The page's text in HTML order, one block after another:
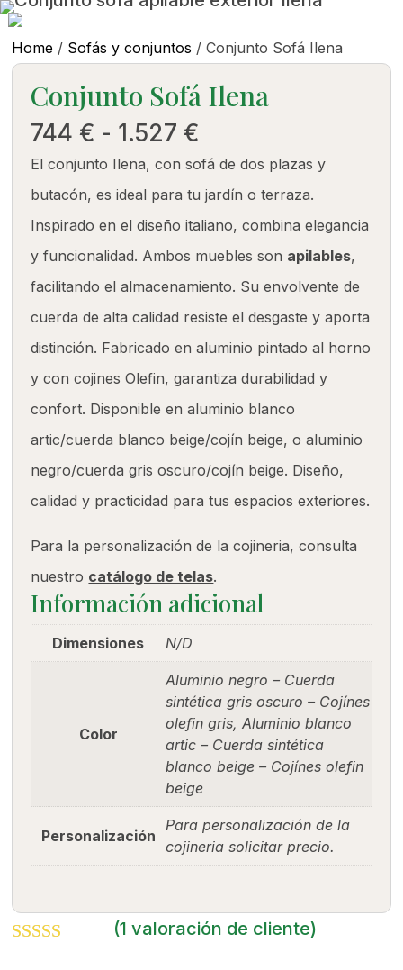
Home / Sofás y conjuntos / Conjunto Sofá Ilena
(1 valoración de cliente)
Conjunto Sofá Ilena
744€ - 1.527€
de
precios:
desde
744 €
hasta
1.527 €
El conjunto Ilena, con sofá de dos plazas y
butacón, es ideal para tu jardín o terraza.
Inspirado en el diseño italiano, combina elegancia
y funcionalidad. Ambos muebles son apilables,
facilitando el almacenamiento. Su envolvente de
cuerda de alta calidad resiste el desgaste y aporta
distinción. Fabricado en aluminio pintado al horno
y con cojines Olefin, garantiza durabilidad y
confort. Disponible en aluminio blanco
artic/cuerda blanco beige/cojín beige, o aluminio
negro/cuerda gris oscuro/cojín beige. Diseño,
calidad y practicidad para tus espacios exteriores.
Para la personalización de la cojineria, consulta
nuestro catálogo de telas.
Información adicional
Dimensiones N/D
Color
Aluminio negro – Cuerda
sintética gris oscuro – Cojínes
olefin gris, Aluminio blanco
artic – Cuerda sintética
blanco beige – Cojínes olefin
beige
Personalización
Para personalización de la
cojineria solicitar precio.